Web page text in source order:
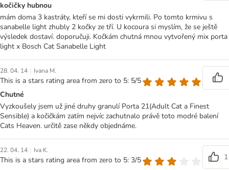
kočičky hubnou
mám doma 3 kastráty, kteří se mi dosti vykrmili. Po tomto krmivu s
sanabelle light zhubly 2 kočky ze tří. U kocoura si myslím, že se ještě
výsledek dostaví. doporučuji. Kočkám chutná mnou vytvořený mix porta
light x Bosch Cat Sanabelle Light
28. 04. 14 | Ivana M.
This is a stars rating area from zero to 5: 5/5
Chutné
Vyzkoušely jsem už jiné druhy granulí Porta 21(Adult Cat a Finest
Sensible) a kočičkám zatím nejvíc zachutnalo právě toto modré balení
Cats Heaven. určitě zase někdy objednáme.
22. 04. 14 | Iva K.
This is a stars rating area from zero to 5: 3/5
1